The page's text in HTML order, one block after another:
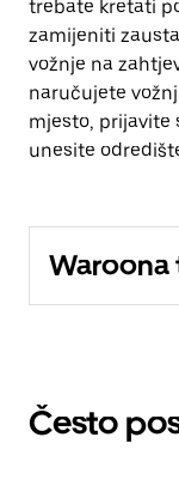
trebate kretati
zamijeniti
vožnje na
naručujete
mjesto, prijavite
unesite
Waroona
Često